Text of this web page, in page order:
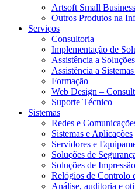
Artsoft Small Business
Outros Produtos na
Serviços
Consultoria
Implementação de
Assistência a
Assistência a
Formação
Web Design –
Suporte Técnico
Sistemas
Redes e
Sistemas e Aplicações
Servidores e
Soluções de
Soluções de Impressão
Relógios de Controlo
Análise, auditoria e